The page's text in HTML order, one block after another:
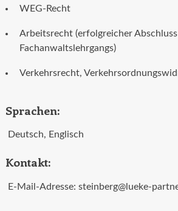
WEG-Recht
Arbeitsrecht (erfolgreicher
Fachanwaltslehrgangs)
Verkehrsrecht,
Sprachen:
Deutsch, Englisch
Kontakt:
E-Mail-Adresse: steinberg@lueke-